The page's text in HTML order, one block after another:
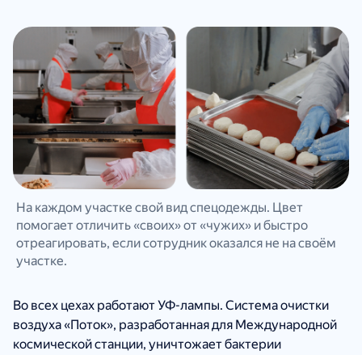
На каждом участке свой вид спецодежды. Цвет
помогает отличить «своих» от «чужих» и быстро
отреагировать, если сотрудник оказался не на своём
участке.
Во всех цехах работают УФ-лампы. Система очистки
воздуха «Поток», разработанная для Международной
космической станции, уничтожает бактерии